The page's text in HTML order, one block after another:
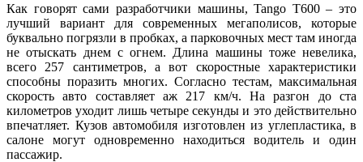
Как говорят сами разработчики машины, Tango T600 – это
лучший вариант для современных мегаполисов, которые
буквально погрязли в пробках, а парковочных мест там иногда
не отыскать днем с огнем. Длина машины тоже невелика,
всего 257 сантиметров, а вот скоростные характеристики
способны поразить многих. Согласно тестам, максимальная
скорость авто составляет аж 217 км/ч. На разгон до ста
километров уходит лишь четыре секунды и это действительно
впечатляет. Кузов автомобиля изготовлен из углепластика, в
салоне могут одновременно находиться водитель и один
пассажир.